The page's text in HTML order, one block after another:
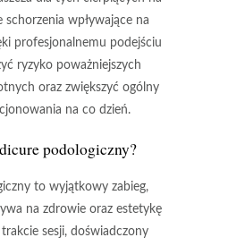
wpływające na
profesjonalnemu podejściu
ryzyko poważniejszych
oraz zwiększyć ogólny
na co dzień.
podologiczny?
to wyjątkowy zabieg,
na zdrowie oraz estetykę
sesji, doświadczony